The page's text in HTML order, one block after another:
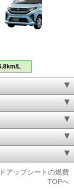
L
アップシートの燃費
TOPへ